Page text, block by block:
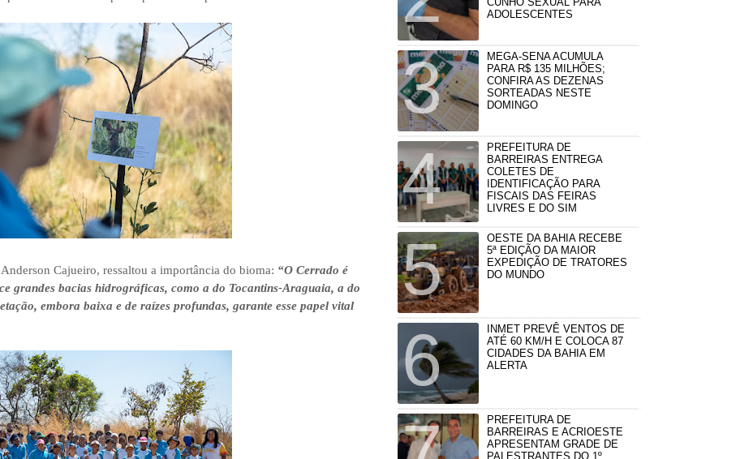
Cajueiro, ressaltou a importância do bioma: “O Cerrado é
grandes bacias hidrográficas, como a do Tocantins-Araguaia, a do
embora baixa e de raízes profundas, garante esse papel vital
ADOLESCENTES
MEGA-SENA ACUMULA
PARA R$ 135 MILHÕES;
CONFIRA AS DEZENAS
SORTEADAS NESTE
DOMINGO
PREFEITURA DE
BARREIRAS ENTREGA
COLETES DE
IDENTIFICAÇÃO PARA
FISCAIS DAS FEIRAS
LIVRES E DO SIM
OESTE DA BAHIA RECEBE
5ª EDIÇÃO DA MAIOR
EXPEDIÇÃO DE TRATORES
DO MUNDO
INMET PREVÊ VENTOS DE
ATÉ 60 KM/H E COLOCA 87
CIDADES DA BAHIA EM
ALERTA
PREFEITURA DE
BARREIRAS E ACRIOESTE
APRESENTAM GRADE DE
PALESTRANTES DO 1º